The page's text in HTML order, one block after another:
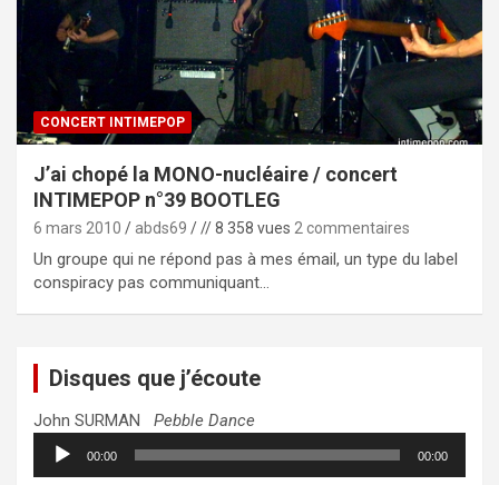
CONCERT INTIMEPOP
J’ai chopé la MONO-nucléaire / concert
INTIMEPOP n°39 BOOTLEG
6 mars 2010 abds69 // 8 358 vues 2 commentaires
Un groupe qui ne répond pas à mes émail, un type du label
conspiracy pas communiquant…
Disques que j’écoute
John SURMAN Pebble Dance
Lecteur
audio
00:00 00:00